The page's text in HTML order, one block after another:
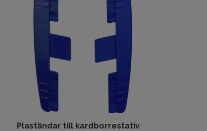
Plaständar till kardborrestativ